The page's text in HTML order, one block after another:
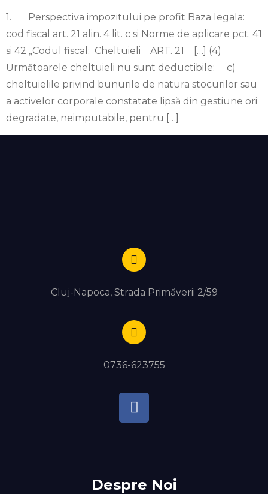
1. Perspectiva impozitului pe profit Baza legala:
cod fiscal art. 21 alin. 4 lit. c si Norme de aplicare pct. 41
si 42 „Codul fiscal: Cheltuieli ART. 21 […] (4)
Următoarele cheltuieli nu sunt deductibile: c)
cheltuielile privind bunurile de natura stocurilor sau
a activelor corporale constatate lipsă din gestiune ori
degradate, neimputabile, pentru […]
Cluj-Napoca, Strada Primăverii 2/59
0736-623755
Despre Noi